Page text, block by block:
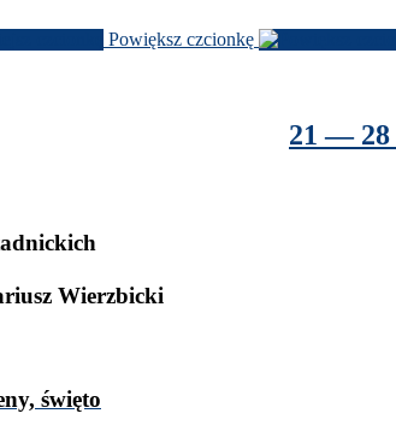
Pow­iększ czcionkę
21 — 28
Wierzbicki
święto